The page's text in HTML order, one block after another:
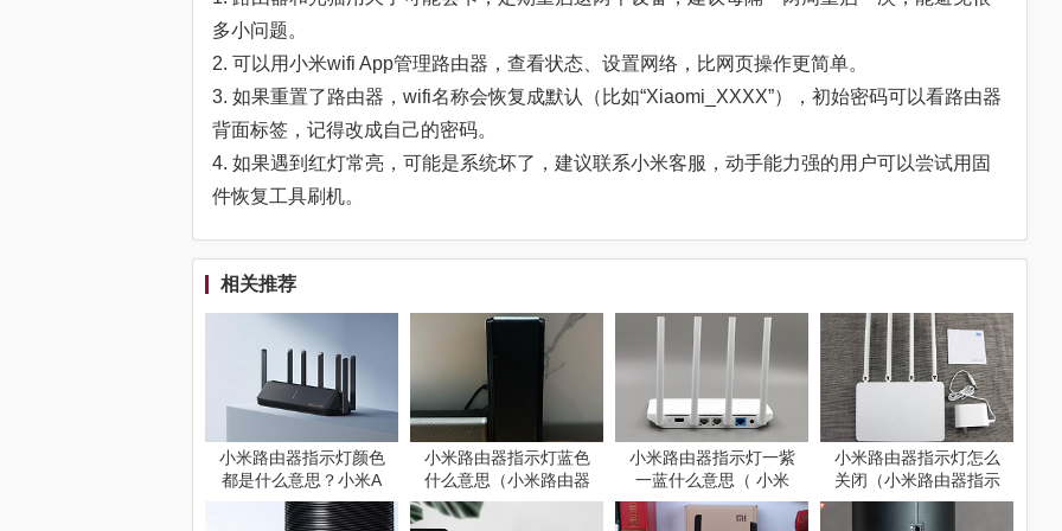
多小问题。
2. 可以用小米wifi App管理路由器，查看状态、设置网络，比网页操作更简单。
3. 如果重置了路由器，wifi名称会恢复成默认（比如“Xiaomi_XXXX”），初始密码可以看路由器
背面标签，记得改成自己的密码。
4. 如果遇到红灯常亮，可能是系统坏了，建议联系小米客服，动手能力强的用户可以尝试用固
件恢复工具刷机。
相关推荐
小米路由器指示灯颜色
都是什么意思？小米A
X6000橙灯常亮
小米路由器指示灯蓝色
什么意思（小米路由器
指示灯蓝色含义详解）
小米路由器指示灯一紫
一蓝什么意思（ 小米
路由器指示灯一紫一蓝
指什么）
小米路由器指示灯怎么
关闭（小米路由器指示
灯关闭方法）